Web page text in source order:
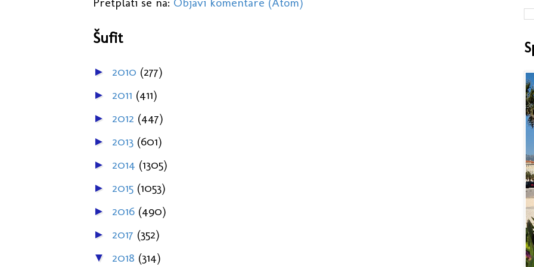
Šufit
► 2010 (277)
► 2011 (411)
► 2012 (447)
► 2013 (601)
► 2014 (1305)
► 2015 (1053)
► 2016 (490)
► 2017 (352)
▼ 2018 (314)